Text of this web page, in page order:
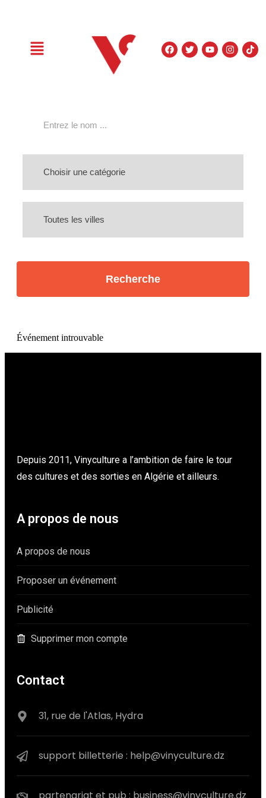
Événement introuvable
Depuis 2011, Vinyculture a l’ambition de faire le tour
des cultures et des sorties en Algérie et ailleurs.
A propos de nous
A propos de nous
Proposer un événement
Publicité
Supprimer mon compte
Contact
31, rue de l'Atlas, Hydra
support billetterie : help@vinyculture.dz